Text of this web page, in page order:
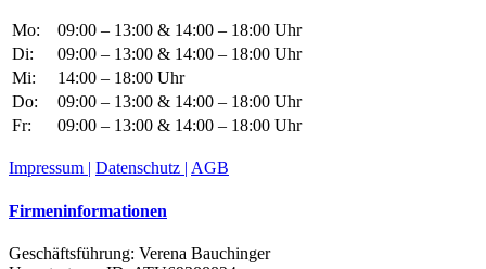
Mo:
09:00 – 13:00 & 14:00 – 18:00 Uhr
Di:
09:00 – 13:00 & 14:00 – 18:00 Uhr
Mi:
14:00 – 18:00 Uhr
Do:
09:00 – 13:00 & 14:00 – 18:00 Uhr
Fr:
09:00 – 13:00 & 14:00 – 18:00 Uhr
Impressum | Datenschutz | AGB
Firmeninformationen
Geschäftsführung: Verena Bauchinger